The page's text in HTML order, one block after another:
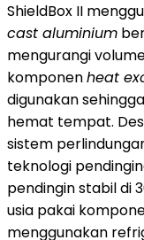
ShieldBox II
cast aluminium
mengurangi
komponenheat
digunakan
hemat tempat.
sistem
teknologi
pendingin stabil di
usia pakai
menggunakan